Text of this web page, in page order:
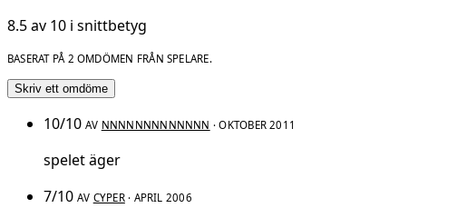
8.5 av 10 i snittbetyg
BASERAT PÅ 2 OMDÖMEN FRÅN SPELARE.
Skriv ett omdöme
10/10 AV NNNNNNNNNNNNN · OKTOBER 2011
spelet äger
7/10 AV CYPER· APRIL 2006